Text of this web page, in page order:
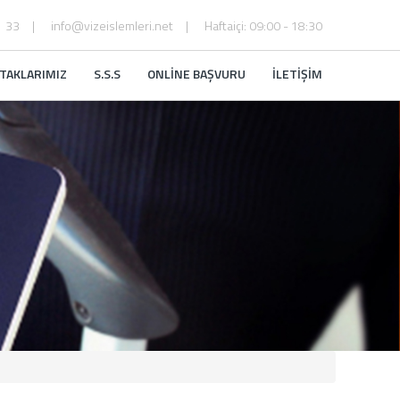
S.S.S ONLİNE BAŞVURU İLETİŞİM
33 info@vizeislemleri.net Haftaiçi: 09:00 - 18:30